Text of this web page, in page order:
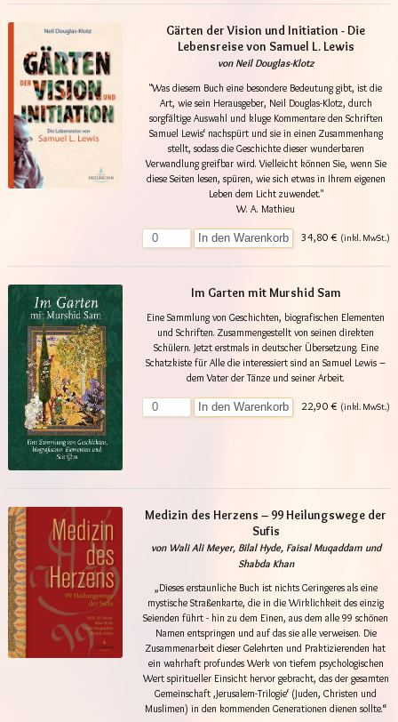
Gärten der Vision und Initiation - Die
Lebensreise von Samuel L. Lewis
von Neil Douglas-Klotz
"Was diesem Buch eine besondere Bedeutung gibt, ist die
Art, wie sein Herausgeber, Neil Douglas-Klotz, durch
sorgfältige Auswahl und kluge Kommentare den Schriften
Samuel Lewis‘ nachspürt und sie in einen Zusammenhang
stellt, sodass die Geschichte dieser wunderbaren
Verwandlung greifbar wird. Vielleicht können Sie, wenn Sie
diese Seiten lesen, spüren, wie sich etwas in Ihrem eigenen
Leben dem Licht zuwendet."
W. A. Mathieu
In den Warenkorb 34,80 € (inkl. MwSt.)
Im Garten mit Murshid Sam
Eine Sammlung von Geschichten, biografischen Elementen
und Schriften. Zusammengestellt von seinen direkten
Schülern. Jetzt erstmals in deutscher Übersetzung. Eine
Schatzkiste für Alle die interessiert sind an Samuel Lewis –
dem Vater der Tänze und seiner Arbeit.
In den Warenkorb 22,90 € (inkl. MwSt.)
Medizin des Herzens – 99 Heilungswege der
Sufis
von Wali Ali Meyer, Bilal Hyde, Faisal Muqaddam und
Shabda Khan
„Dieses erstaunliche Buch ist nichts Geringeres als eine
mystische Straßenkarte, die in die Wirklichkeit des einzig
Seienden führt - hin zu dem Einen, aus dem alle 99 schönen
Namen entspringen und auf das sie alle verweisen. Die
Zusammenarbeit dieser Gelehrten und Praktizierenden hat
ein wahrhaft profundes Werk von tiefem psychologischen
Wert spiritueller Einsicht hervor gebracht, das der gesamten
Gemeinschaft ‚Jerusalem-Trilogie‘ (Juden, Christen und
Muslimen) in den kommenden Generationen dienen sollte.“